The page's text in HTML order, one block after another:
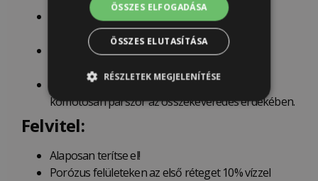
Minden esetben próbalakkozás szükséges a
felületen!
Minden felület legyen tiszta, por-, olaj- és
gyantamentes.
Ne rázza fel a terméket! Fordítsa fejjel lefelé
komótosan párszor az összekeveredés érdekében.
Felvitel:
Alaposan terítse el!
Porózus felületeken az első réteget 10% vízzel
ÖSSZES ELFOGADÁSA
ÖSSZES ELUTASÍTÁSA
RÉSZLETEK MEGJELENÍTÉSE